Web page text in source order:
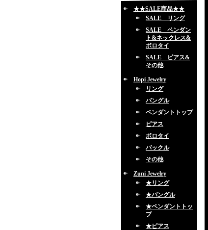
★★SALE商品★★
SALE リング
SALE ペンダン
ト&ネックレス&
ボロタイ
SALE ピアス&
その他
Hopi Jewelry
リング
バングル
ペンダントトップ
ピアス
ボロタイ
バックル
その他
Zuni Jewelry
★リング
★バングル
★ペンダントトッ
プ
★ピアス